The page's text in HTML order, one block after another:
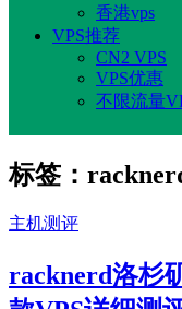
香港vps
VPS推荐
CN2 VPS
VPS优惠
不限流量
标签：
主机测评
racknerd洛杉